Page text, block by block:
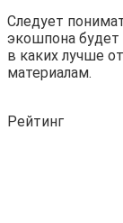
Следует
экошпона будет
в каких лучше
материалам.
Рейтинг